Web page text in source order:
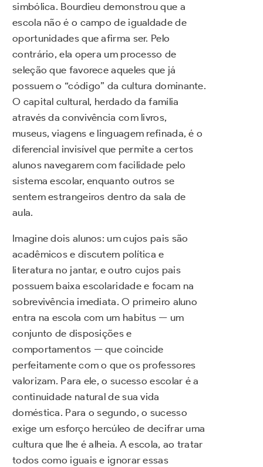
simbólica. Bourdieu demonstrou que a
escola não é o campo de igualdade de
oportunidades que afirma ser. Pelo
contrário, ela opera um processo de
seleção que favorece aqueles que já
possuem o “código” da cultura dominante.
O capital cultural, herdado da família
através da convivência com livros,
museus, viagens e linguagem refinada, é o
diferencial invisível que permite a certos
alunos navegarem com facilidade pelo
sistema escolar, enquanto outros se
sentem estrangeiros dentro da sala de
aula.
Imagine dois alunos: um cujos pais são
acadêmicos e discutem política e
literatura no jantar, e outro cujos pais
possuem baixa escolaridade e focam na
sobrevivência imediata. O primeiro aluno
entra na escola com um habitus — um
conjunto de disposições e
comportamentos — que coincide
perfeitamente com o que os professores
valorizam. Para ele, o sucesso escolar é a
continuidade natural de sua vida
doméstica. Para o segundo, o sucesso
exige um esforço hercúleo de decifrar uma
cultura que lhe é alheia. A escola, ao tratar
todos como iguais e ignorar essas